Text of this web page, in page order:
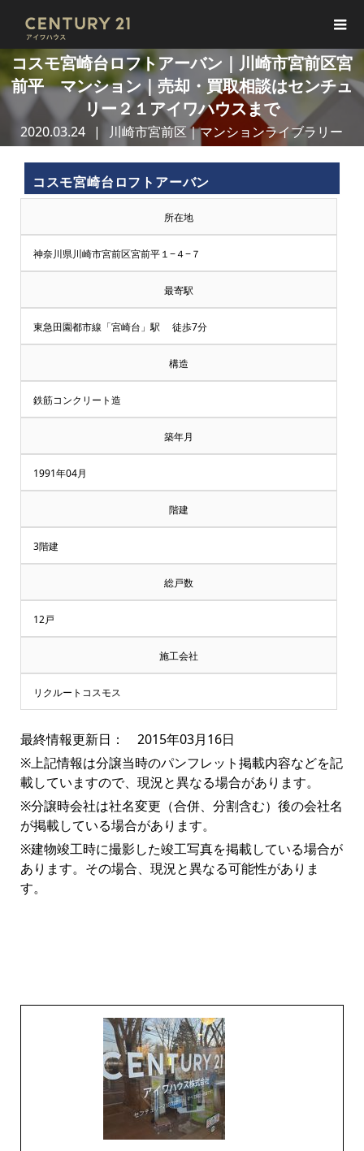
コスモ宮崎台ロフトアーバン｜川崎市宮前区宮
前平 マンション｜売却・買取相談はセンチュ
リー２１アイワハウスまで
2020.03.24 川崎市宮前区｜マンションライブラリー
コスモ宮崎台ロフトアーバン
所在地
神奈川県川崎市宮前区宮前平１−４−７
最寄駅
東急田園都市線「宮崎台」駅 徒歩7分
構造
鉄筋コンクリート造
築年月
1991年04月
階建
3階建
総戸数
12戸
施工会社
リクルートコスモス
最終情報更新日： 2015年03月16日
※上記情報は分譲当時のパンフレット掲載内容などを記
載していますので、現況と異なる場合があります。
※分譲時会社は社名変更（合併、分割含む）後の会社名
が掲載している場合があります。
※建物竣工時に撮影した竣工写真を掲載している場合が
あります。その場合、現況と異なる可能性がありま
す。